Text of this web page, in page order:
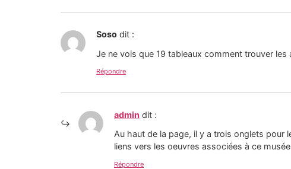
Soso dit :
Je ne vois que 19 tableaux comment trouver
Répondre
admin dit :
Au haut de la page, il y a trois onglets pour
liens vers les oeuvres associées à ce
Répondre